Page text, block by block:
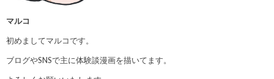
マルコ
初めましてマルコです。
ブログやSNSで主に体験談漫画を描いてます。